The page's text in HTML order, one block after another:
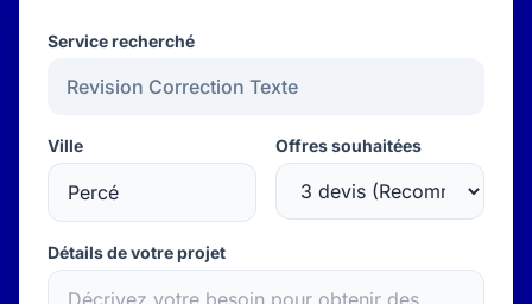
Service recherché
Ville Offres souhaitées
Détails de votre projet